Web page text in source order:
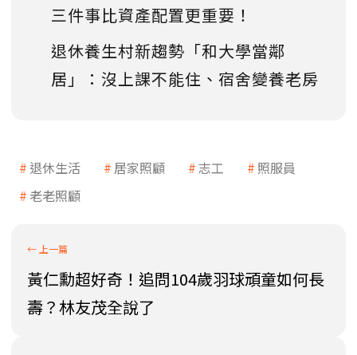
三件事比資產配置更重要！
退休養生村新趨勢「和大學當鄰
居」：沒上課不能住、宿舍變養老房
退休生活 居家照顧 志工
照服員
老老照顧
黃仁勳超好奇！追問104歲羽球頑童如何長
壽？林友茂全說了